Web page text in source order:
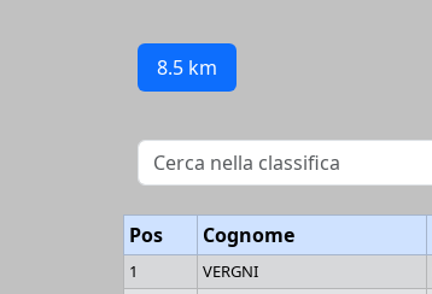
8.5 km
Pos Cognome
1 VERGNI